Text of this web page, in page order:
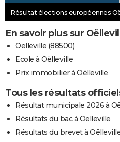
Résultat élections européennes
En savoir plus sur
Oëlleville (88500)
Ecole à Oëlleville
Prix immobilier à Oëlleville
Tous les résultats
Résultat municipale 2026 à
Résultats du bac à Oëlleville
Résultats du brevet à